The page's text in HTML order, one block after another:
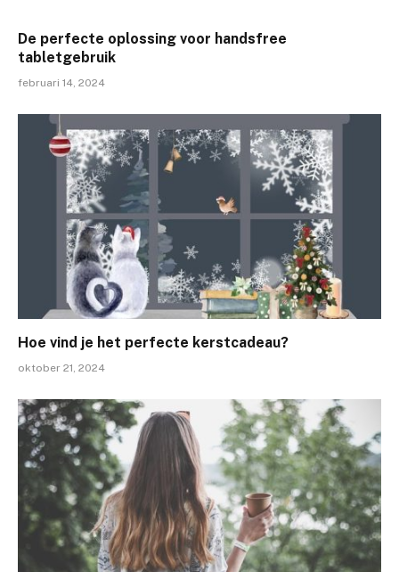
De perfecte oplossing voor handsfree
tabletgebruik
februari 14, 2024
Hoe vind je het perfecte kerstcadeau?
oktober 21, 2024